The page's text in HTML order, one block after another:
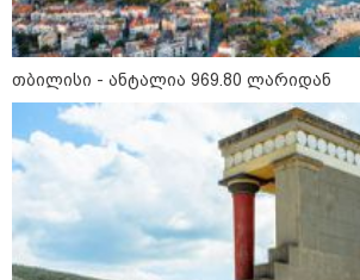
12:34 / 08-08-2026
თბილისი - ანტალია 969.80 ლარიდან